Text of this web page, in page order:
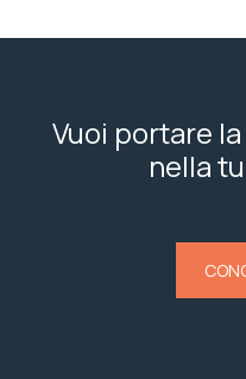
Vuoi portare
nella